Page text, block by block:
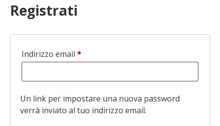
Registrati
Indirizzo email *Richiesto
Un link per impostare una nuova password
verrà inviato al tuo indirizzo email.